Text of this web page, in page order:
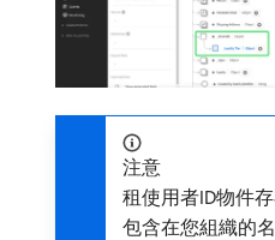
注意
租使用者ID物件
包含在您組織的名